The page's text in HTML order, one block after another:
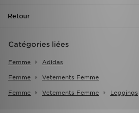
Retour
Catégories liées
Femme Adidas
Femme Vetements Femme
Femme Vetements Femme Leggings